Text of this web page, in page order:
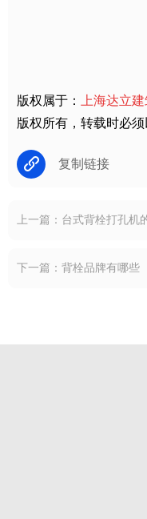
版权属于： 上海达立
版权所有，转载时必
复制链接
上一篇：台式背栓打孔机
下一篇：背栓品牌有哪些